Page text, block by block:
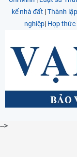
kế nhà đất |Thành
nghiệp| Hợp thức
-->